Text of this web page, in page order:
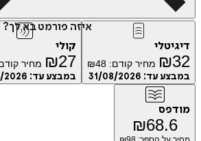
איזה פורמט בא לך?
₪ מחיר קודם: ₪48
עד:31/08/2026
₪ 27 מחיר קודם: ₪48
במבצע עד:31/08/2026
₪